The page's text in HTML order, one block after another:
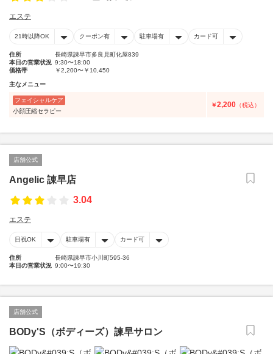
エステ
21時以降OK クーポン有 駐車場有 カード可
住所
長崎県諫早市多良見町化屋839
本日の営業状況 9:30〜18:00
価格帯
￥2,200〜￥10,450
主なメニュー
フェイシャルケア
小顔圧縮セラピー
￥2,200 （税込）
店舗公式
Angelic 諌早店
3.04
エステ
日祝OK 駐車場有 カード可
住所
長崎県諫早市小川町595-36
本日の営業状況 9:00〜19:30
店舗公式
BODy'S（ボディーズ）諫早サロン